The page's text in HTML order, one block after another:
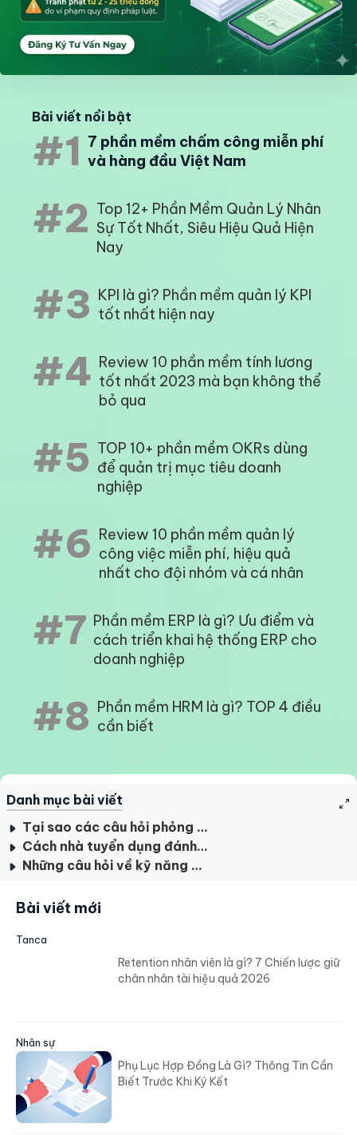
Bài viết nổi bật
#1 7 phần mềm chấm công miễn phí
và hàng đầu Việt Nam
#2 Top 12+ Phần Mềm Quản Lý Nhân
Sự Tốt Nhất, Siêu Hiệu Quả Hiện
Nay
#3 KPI là gì? Phần mềm quản lý KPI
tốt nhất hiện nay
#4 Review 10 phần mềm tính lương
tốt nhất 2023 mà bạn không thể
bỏ qua
#5 TOP 10+ phần mềm OKRs dùng
để quản trị mục tiêu doanh
nghiệp
#6 Review 10 phần mềm quản lý
công việc miễn phí, hiệu quả
nhất cho đội nhóm và cá nhân
#7 Phần mềm ERP là gì? Ưu điểm và
cách triển khai hệ thống ERP cho
doanh nghiệp
#8 Phần mềm HRM là gì? TOP 4 điều
cần biết
Danh mục bài viết
Tại sao các câu hỏi phỏng vấn kỹ năng mềm lại quan trọng?
Cách nhà tuyển dụng đánh giá kỹ năng mềm của ứng viên
Những câu hỏi về kỹ năng mềm thường gặp
Bài viết mới
Tanca
Retention nhân viên là gì? 7 Chiến lược giữ
chân nhân tài hiệu quả 2026
Nhân sự
Phụ Lục Hợp Đồng Là Gì? Thông Tin Cần
Biết Trước Khi Ký Kết